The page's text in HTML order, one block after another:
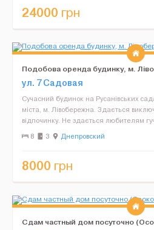
24000 грн
Подобова оренда будинку, м.
сади
ул. 7 Садовая
Сучасний будинок на Русанівських
міста, м. Лівобережна. Здається
відпочинку. Не здається любителям
Простора кухня-вітальня з великим
8 3 Днепровский
8000 грн
Сдам частный дом посуточно